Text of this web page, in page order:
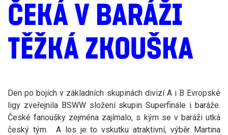
ČEKÁ V BARÁŽI
TĚŽKÁ ZKOUŠKA
Den po bojích v základních skupinách divizí A i B Evropské
ligy zveřejnila BSWW složení skupin Superfinále i baráže.
České fanoušky zejména zajímalo, s kým se v baráži utká
český tým. A los je to vskutku atraktivní, výběr Martina